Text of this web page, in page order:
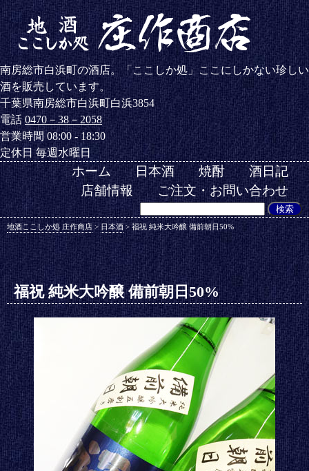
南房総市白浜町の酒店。「ここしか処」ここにしかない珍しい
酒を販売しています。
千葉県南房総市白浜町白浜3854
電話0470－38－2058
営業時間 08:00 - 18:30
定休日 毎週水曜日
ホーム 日本酒 焼酎
酒日記
店舗情報
ご注文・お問い合わせ
地酒ここしか処 庄作商店 > 日本酒 >福祝 純米大吟醸 備前朝日50%
福祝 純米大吟醸 備前朝日50%